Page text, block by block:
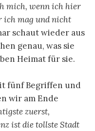
mich, wenn ich hier
ich mag und nicht
schaut wieder aus
genau, was sie
Heimat für sie.
fünf Begriffen und
wir am Ende
zuerst,
ist die tollste Stadt